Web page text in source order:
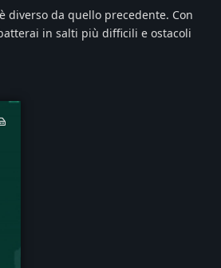
diverso da quello precedente. Con
in salti più difficili e ostacoli